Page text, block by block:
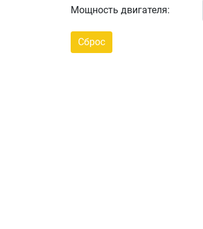
Мощность двигателя: